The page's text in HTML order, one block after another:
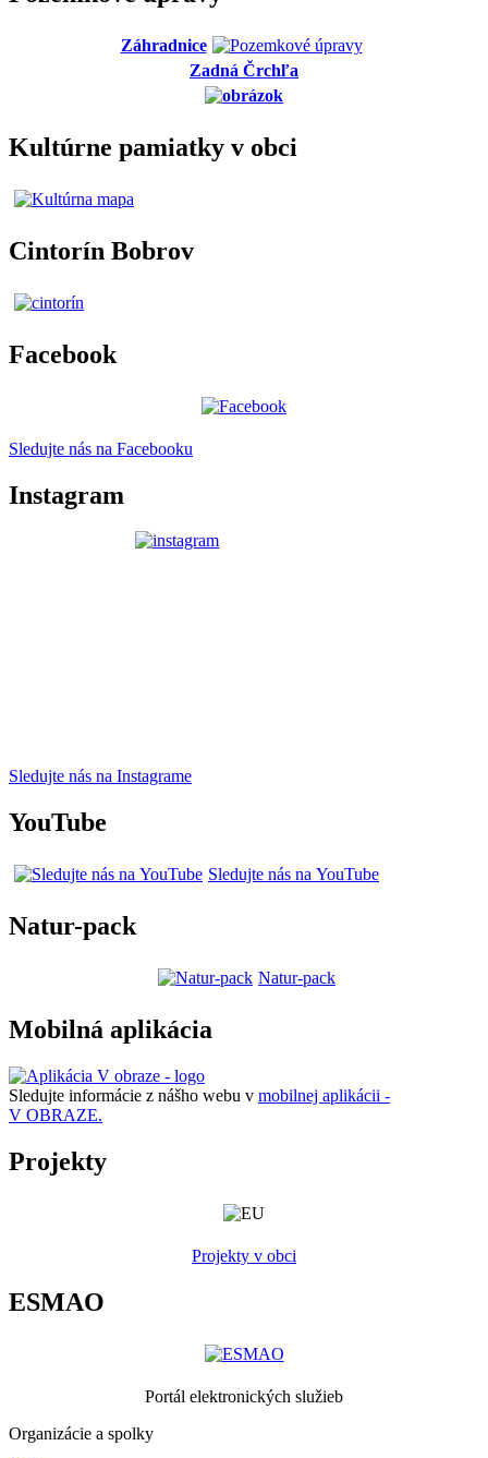
Záhradnice
Zadná Črchľa
Kultúrne pamiatky v obci
Cintorín Bobrov
Facebook
Sledujte nás na Facebooku
Instagram
Sledujte nás na Instagrame
YouTube
Sledujte nás na YouTube
Natur-pack
Natur-pack
Mobilná aplikácia
Sledujte informácie z nášho webu v mobilnej aplikácii -
V OBRAZE.
Projekty
Projekty v obci
ESMAO
Portál elektronických služieb
Organizácie a spolky